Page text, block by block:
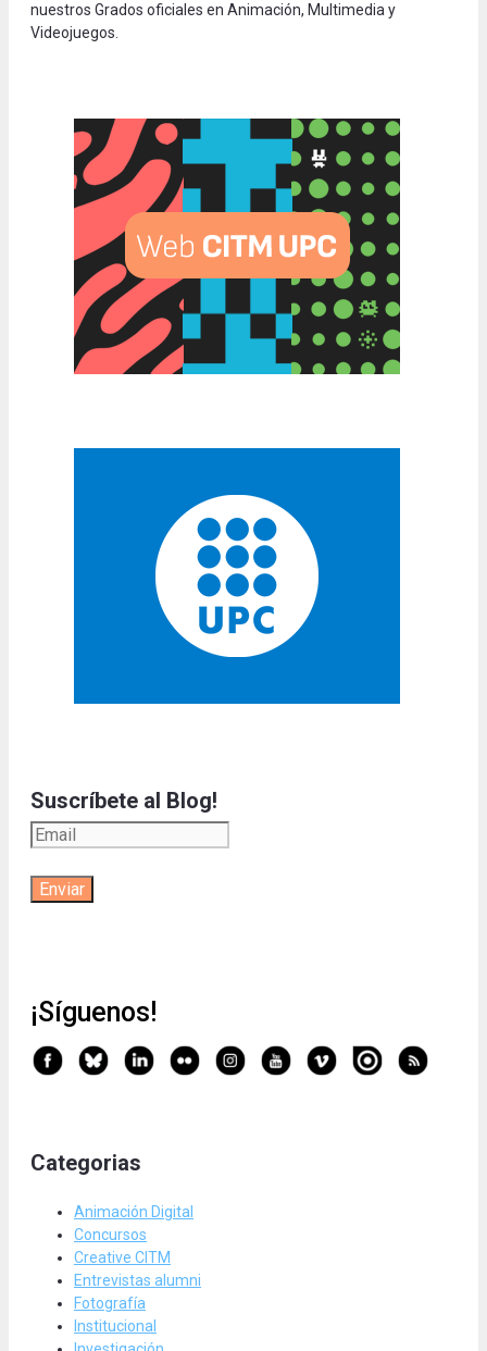
nuestros Grados oficiales en Animación, Multimedia y
Videojuegos.
Suscríbete al Blog!
¡Síguenos!
Categorias
Animación Digital
Concursos
Creative CITM
Entrevistas alumni
Fotografía
Institucional